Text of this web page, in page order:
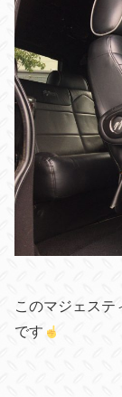
このマジェス
です